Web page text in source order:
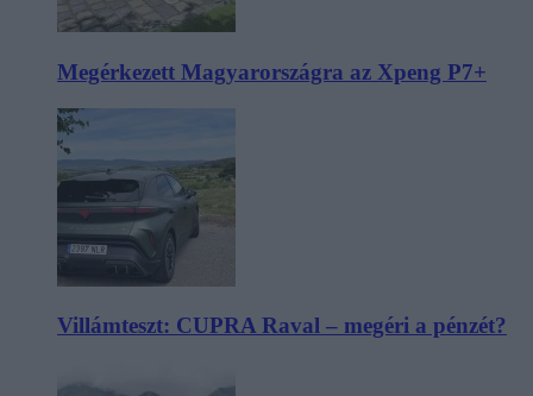
Megérkezett Magyarországra az Xpeng P7+
Villámteszt: CUPRA Raval – megéri a pénzét?